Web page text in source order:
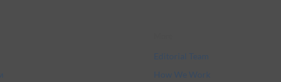
Editorial Team
How We Work